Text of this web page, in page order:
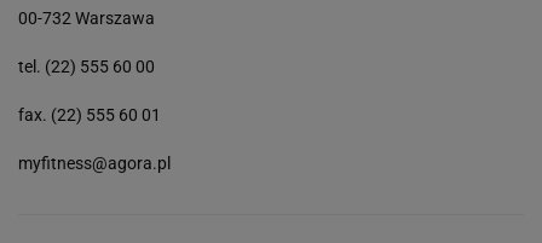
00-732 Warszawa
tel. (22) 555 60 00
fax. (22) 555 60 01
myfitness@agora.pl